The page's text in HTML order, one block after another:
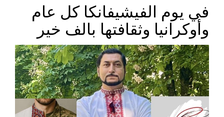
في يوم الفيشيفانكا كل عام
وأوكرانيا وثقافتها بالف خير